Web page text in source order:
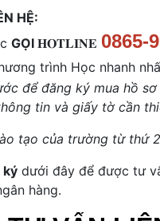
HỆ:
GỌI 𝐇𝐎𝐓𝐋𝐈𝐍𝐄 0865-
trình Học nhanh
để đăng ký mua hồ
tin và giấy tờ cần
tạo của trường từ thứ
ký dưới đây để được tư
hàng.